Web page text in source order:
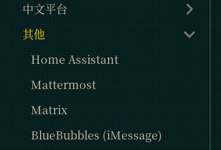
中文平台
其他
Home Assistant
Mattermost
Matrix
BlueBubbles (iMessage)